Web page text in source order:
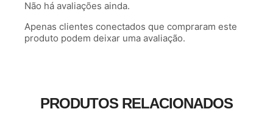
Não há avaliações ainda.
Apenas clientes conectados que compraram este
produto podem deixar uma avaliação.
PRODUTOS RELACIONADOS